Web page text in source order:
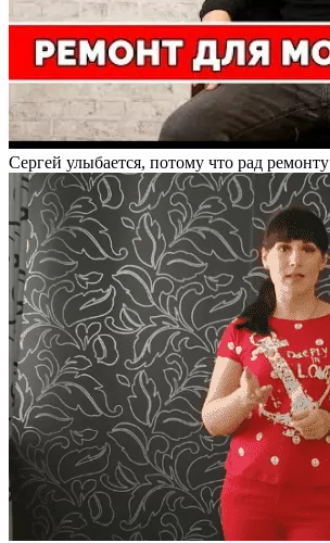
Сергей улыбается, потому что рад ремонту